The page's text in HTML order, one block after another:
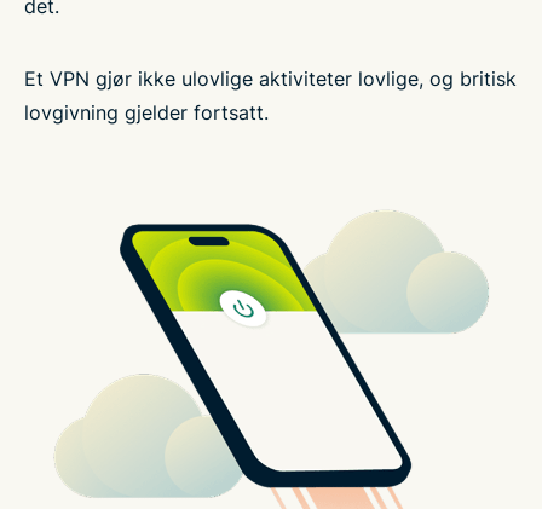
det.
Et VPN gjør ikke ulovlige aktiviteter lovlige, og britisk
lovgivning gjelder fortsatt.